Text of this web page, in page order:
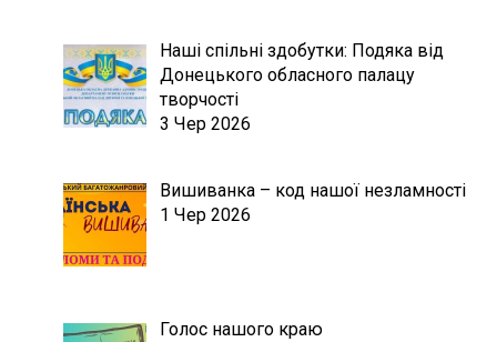
Наші спільні здобутки: Подяка від
Донецького обласного палацу
творчості
3 Чер 2026
Вишиванка – код нашої незламності
1 Чер 2026
Голос нашого краю